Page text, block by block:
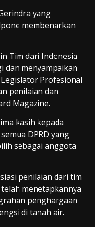
yang
membenarkan
Tim dari Indonesia
dan menyampaikan
Profesional
penilaian dan
Magazine.
kasih kepada
DPRD yang
sebagai anggota
penilaian dari tim
menetapkannya
penghargaan
di tanah air.